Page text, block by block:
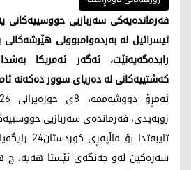
فەرماندەیەکی سەربازیی
ئیسرائیل لە بەردەوامبوونی
رایدەگەیەنێت، ئەگەر ئەمریکا
کەشتییەکانی لە دەریای سوور دەکەنە
زوبەیدی، فەرماندەی سەربازیی
تایبەتدا
سەرەکین لەو جەنگەی ئێستا هەیە، چ